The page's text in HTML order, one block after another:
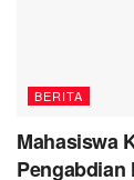
BERITA
Mahasiswa
Pengabdian